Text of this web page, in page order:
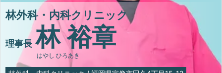
林外科・内科クリニック
理事長 林 裕章
はやし ひろあき